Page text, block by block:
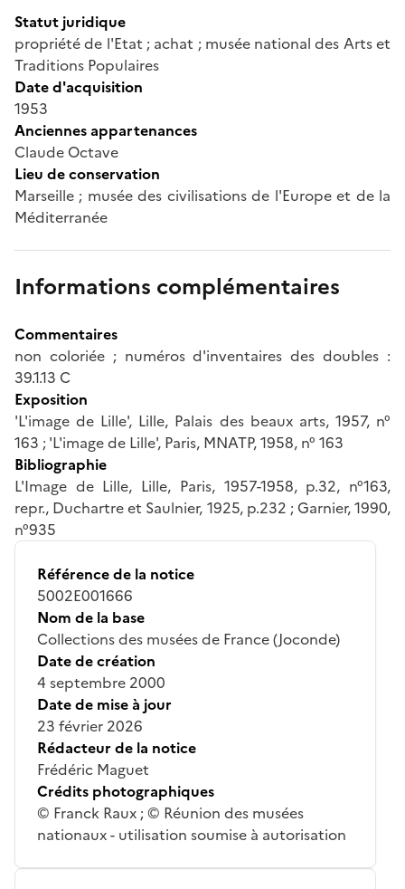
Statut juridique
propriété de l'Etat ; achat ; musée national des Arts et
Traditions Populaires
Date d'acquisition
1953
Anciennes appartenances
Claude Octave
Lieu de conservation
Marseille ; musée des civilisations de l'Europe et de la
Méditerranée
Informations complémentaires
Commentaires
non coloriée ; numéros d'inventaires des doubles :
39.1.13 C
Exposition
'L'image de Lille', Lille, Palais des beaux arts, 1957, n°
163 ; 'L'image de Lille', Paris, MNATP, 1958, n° 163
Bibliographie
L'Image de Lille, Lille, Paris, 1957-1958, p.32, n°163,
repr., Duchartre et Saulnier, 1925, p.232 ; Garnier, 1990,
n°935
Référence de la notice
5002E001666
Nom de la base
Collections des musées de France (Joconde)
Date de création
4 septembre 2000
Date de mise à jour
23 février 2026
Rédacteur de la notice
Frédéric Maguet
Crédits photographiques
© Franck Raux ; © Réunion des musées
nationaux - utilisation soumise à autorisation